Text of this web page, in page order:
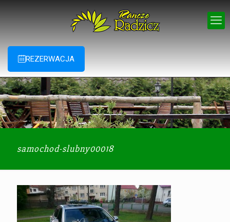
REZERWACJA
samochod-slubny00018